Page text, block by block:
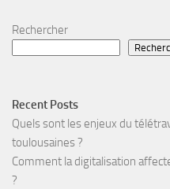
Rechercher
Recent Posts
Quels sont les enjeux du
toulousaines ?
Comment la digitalisation
?